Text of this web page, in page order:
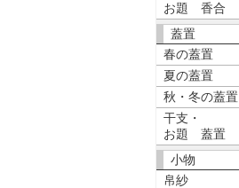
お題 香合
蓋置
春の蓋置
夏の蓋置
秋・冬の蓋置
干支・
お題 蓋置
小物
帛紗